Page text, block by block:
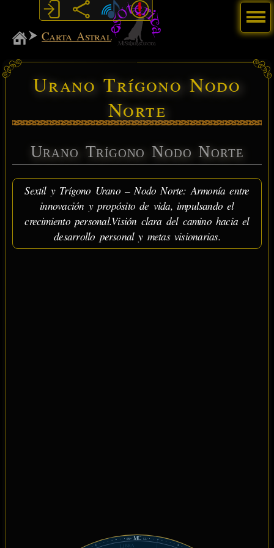
MiSabueso
Carta Astral
Urano Trígono Nodo
Norte
Urano Trígono Nodo Norte
Sextil y Trígono Urano – Nodo Norte: Armonía entre
innovación y propósito de vida, impulsando el
crecimiento personal.Visión clara del camino hacia el
desarrollo personal y metas visionarias.
09° MC 55'
LIBRA
Menú